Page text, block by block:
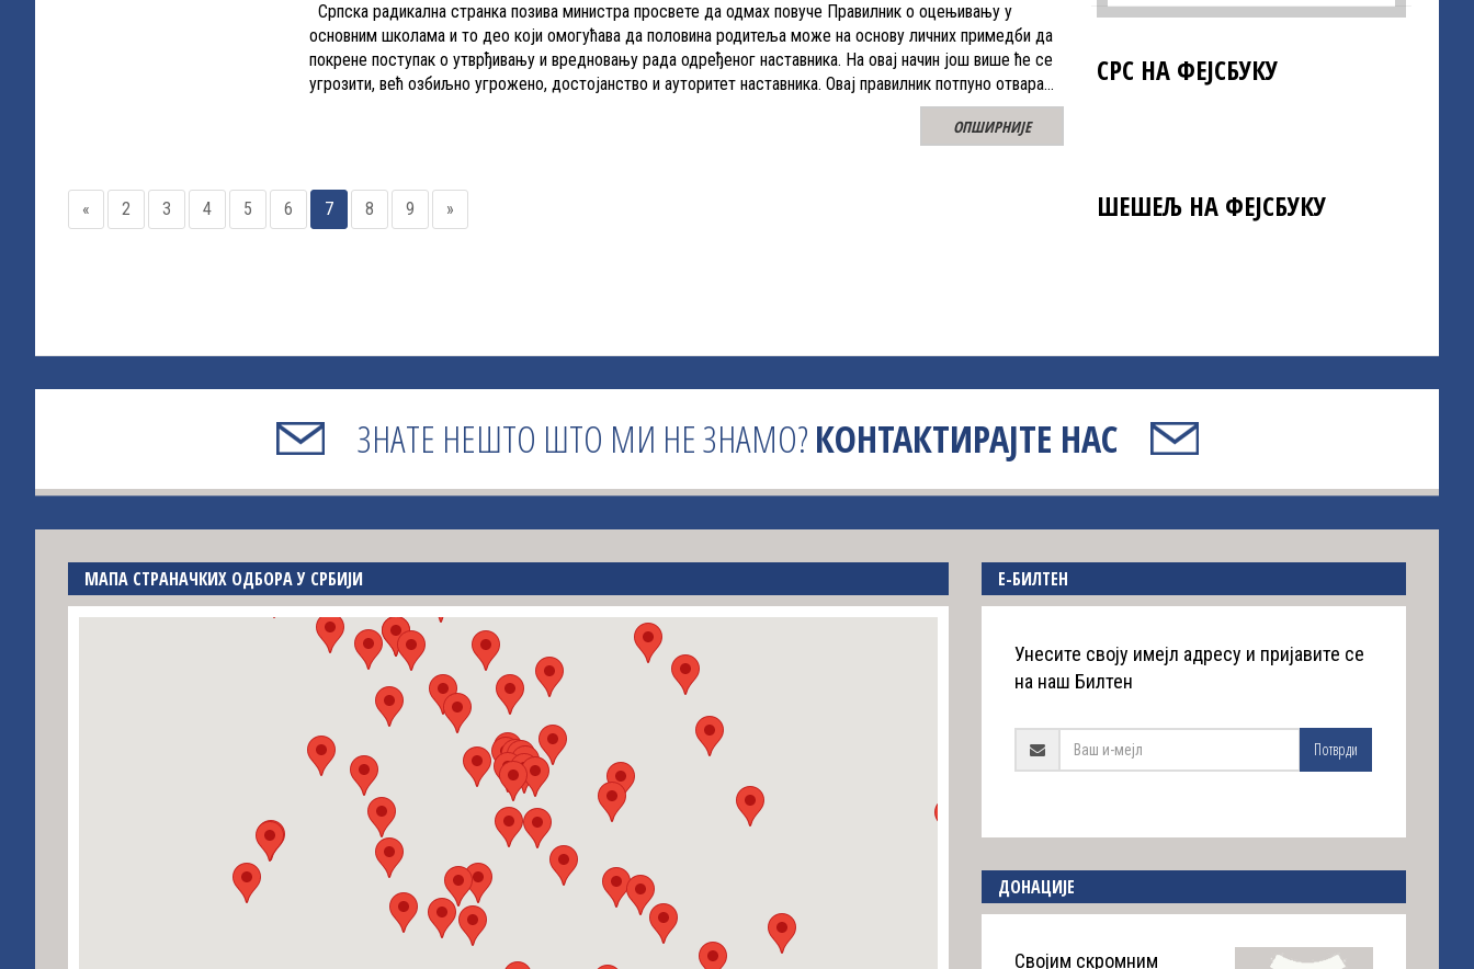
Српска радикална странка позива министра просвете да одмах повуче Правилник о оцењивању у
основним школама и то део који омогућава да половина родитеља може на основу личних примедби да
покрене поступак о утврђивању и вредновању рада одређеног наставника. На овај начин још више ће се
угрозити, већ озбиљно угрожено, достојанство и ауторитет наставника. Овај правилник потпуно отвара…
ОПШИРНИЈЕ
« 2 3 4 5 6 7 8 9 »
СРС НА ФЕЈСБУКУ
ШЕШЕЉ НА ФЕЈСБУКУ
ЗНАТЕ НЕШТО ШТО МИ НЕ ЗНАМО?КОНТАКТИРАЈТЕ НАС
МАПА СТРАНАЧКИХ ОДБОРА У СРБИЈИ E-БИЛТЕН
Унесите своју имејл адресу и пријавите се
на наш Билтен
Потврди
ДОНАЦИЈЕ
Својим скромним